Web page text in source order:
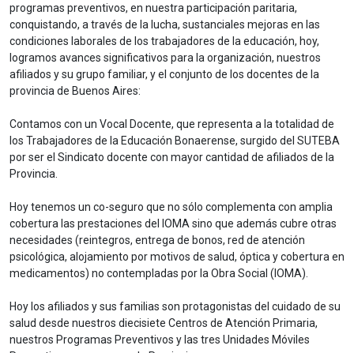
programas preventivos, en nuestra participación paritaria,
conquistando, a través de la lucha, sustanciales mejoras en las
condiciones laborales de los trabajadores de la educación, hoy,
logramos avances significativos para la organización, nuestros
afiliados y su grupo familiar, y el conjunto de los docentes de la
provincia de Buenos Aires:
Contamos con un Vocal Docente, que representa a la totalidad de
los Trabajadores de la Educación Bonaerense, surgido del SUTEBA
por ser el Sindicato docente con mayor cantidad de afiliados de la
Provincia.
Hoy tenemos un co-seguro que no sólo complementa con amplia
cobertura las prestaciones del IOMA sino que además cubre otras
necesidades (reintegros, entrega de bonos, red de atención
psicológica, alojamiento por motivos de salud, óptica y cobertura en
medicamentos) no contempladas por la Obra Social (IOMA).
Hoy los afiliados y sus familias son protagonistas del cuidado de su
salud desde nuestros diecisiete Centros de Atención Primaria,
nuestros Programas Preventivos y las tres Unidades Móviles